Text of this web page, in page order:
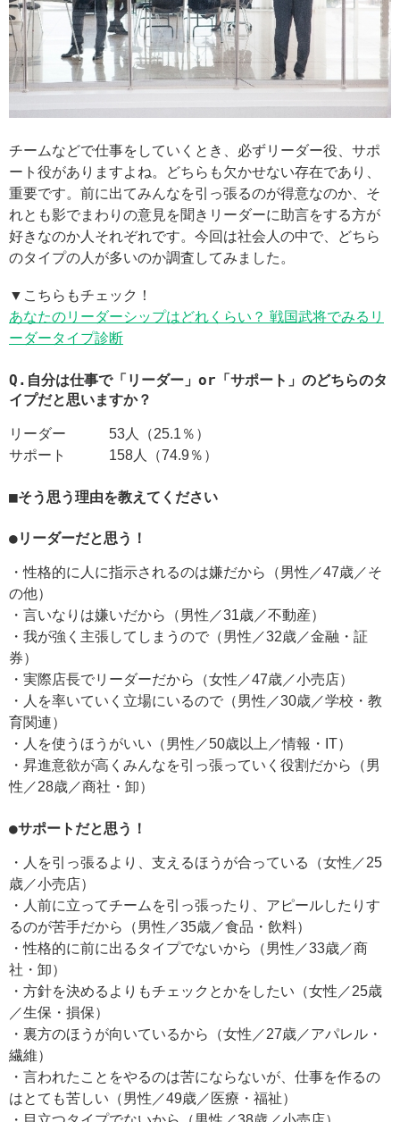
チームなどで仕事をしていくとき、必ずリーダー役、サポ
ート役がありますよね。どちらも欠かせない存在であり、
重要です。前に出てみんなを引っ張るのが得意なのか、そ
れとも影でまわりの意見を聞きリーダーに助言をする方が
好きなのか人それぞれです。今回は社会人の中で、どちら
のタイプの人が多いのか調査してみました。
▼こちらもチェック！
あなたのリーダーシップはどれくらい？ 戦国武将でみるリ
ーダータイプ診断
Q.自分は仕事で「リーダー」or「サポート」のどちらのタ
イプだと思いますか？
リーダー 53人（25.1％）
サポート 158人（74.9％）
■そう思う理由を教えてください
●リーダーだと思う！
・性格的に人に指示されるのは嫌だから（男性／47歳／そ
の他）
・言いなりは嫌いだから（男性／31歳／不動産）
・我が強く主張してしまうので（男性／32歳／金融・証
券）
・実際店長でリーダーだから（女性／47歳／小売店）
・人を率いていく立場にいるので（男性／30歳／学校・教
育関連）
・人を使うほうがいい（男性／50歳以上／情報・IT）
・昇進意欲が高くみんなを引っ張っていく役割だから（男
性／28歳／商社・卸）
●サポート だと思う！
・人を引っ張るより、支えるほうが合っている（女性／25
歳／小売店）
・人前に立ってチームを引っ張ったり、アピールしたりす
るのが苦手だから（男性／35歳／食品・飲料）
・性格的に前に出るタイプでないから（男性／33歳／商
社・卸）
・方針を決めるよりもチェックとかをしたい（女性／25歳
／生保・損保）
・裏方のほうが向いているから（女性／27歳／アパレル・
繊維）
・言われたことをやるのは苦にならないが、仕事を作るの
はとても苦しい（男性／49歳／医療・福祉）